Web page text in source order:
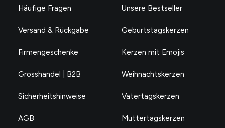
Häufige Fragen
Versand & Rückgabe
Firmengeschenke
Grosshandel | B2B
Sicherheitshinweise
AGB
Unsere Bestseller
Geburtstagskerzen
Kerzen mit Emojis
Weihnachtskerzen
Vatertagskerzen
Muttertagskerzen